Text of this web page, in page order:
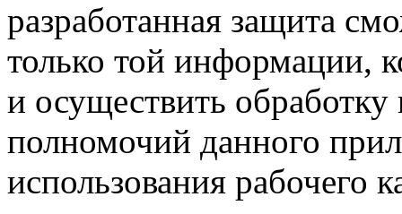
разработанная защита
только той информации,
и осуществить
полномочий данного
использования рабочего